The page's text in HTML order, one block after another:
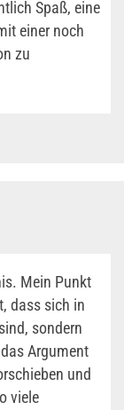
Spaß, eine
einer noch
zu
Mein Punkt
dass sich in
sondern
Argument
und
viele